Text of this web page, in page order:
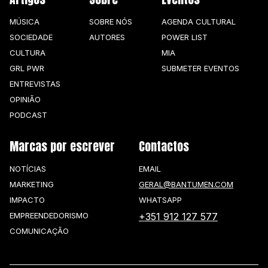
MÚSICA
SOCIEDADE
CULTURA
GRL PWR
ENTREVISTAS
OPINIÃO
PODCAST
SOBRE NÓS
AUTORES
AGENDA CULTURAL
POWER LIST
MIA
SUBMETER EVENTOS
Marcas por escrever
NOTÍCIAS
MARKETING
IMPACTO
EMPREENDEDORISMO
COMUNICAÇÃO
Contactos
EMAIL
GERAL@BANTUMEN.COM
WHATSAPP
+351 912 127 577